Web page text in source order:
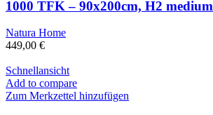
1000 TFK – 90x200cm, H2 medium
Natura Home
449,00 €
Schnellansicht
Add to compare
Zum Merkzettel hinzufügen